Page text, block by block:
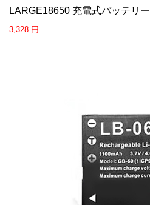
LARGE18650 充電式バッテリー
3,328 円